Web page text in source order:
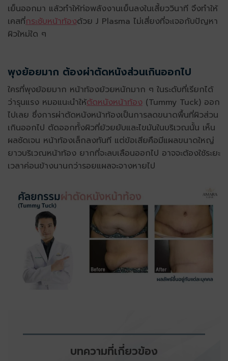
เย็นออกมา แล้วทำให้ท่อพลังงานเย็นลงในเสี้ยววินาที จึงทำให้
เคสที่กระชับหน้าท้องด้วย J Plasma ไม่เสี่ยงที่จะเจอกับปัญหา
ผิวใหม่ใด ๆ
พุงย้อยมาก ต้องผ่าตัดหนังส่วนเกินออกไป
ใครที่พุงย้อยมาก หน้าท้องย้วยหนักมาก ๆ ในระดับที่เรียกได้
ว่ารุนแรง หมอแนะนำให้ตัดหนังหน้าท้อง (Tummy Tuck) ออก
ไปเลย ซึ่งการผ่าตัดหนังหน้าท้องเป็นการลดขนาดพื้นที่ผิวส่วน
เกินออกไป ตัดออกทั้งผิวที่ย้วยยับและไขมันในบริเวณนั้น เห็น
ผลชัดเจน หน้าท้องเล็กลงทันที แต่ข้อเสียคือมีแผลขนาดใหญ่
ยาวบริเวณหน้าท้อง ยากที่จะลบเลือนออกไป อาจจะต้องใช้ระยะ
เวลาค่อนข้างนานกว่ารอยแผลจะจางหายไป
บทความที่เกี่ยวข้อง